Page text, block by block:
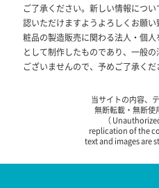
ご了承ください。新しい情報につ
認いただけますようよろしくお願
粧品の製造販売に関わる法人・個
として制作したものであり、一般
ございませんので、予めご了承くだ
当サイトの内容、
無断転載・無断使
（
replication of the
text and images are